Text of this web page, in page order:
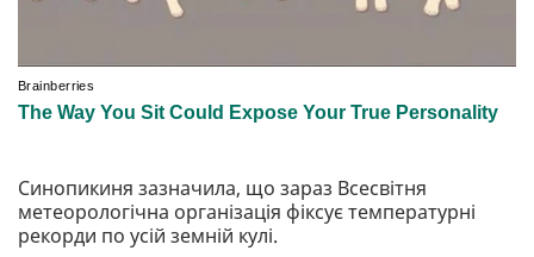
Синопикиня зазначила, що зараз Всесвітня
метеорологічна організація фіксує температурні
рекорди по усій земній кулі.